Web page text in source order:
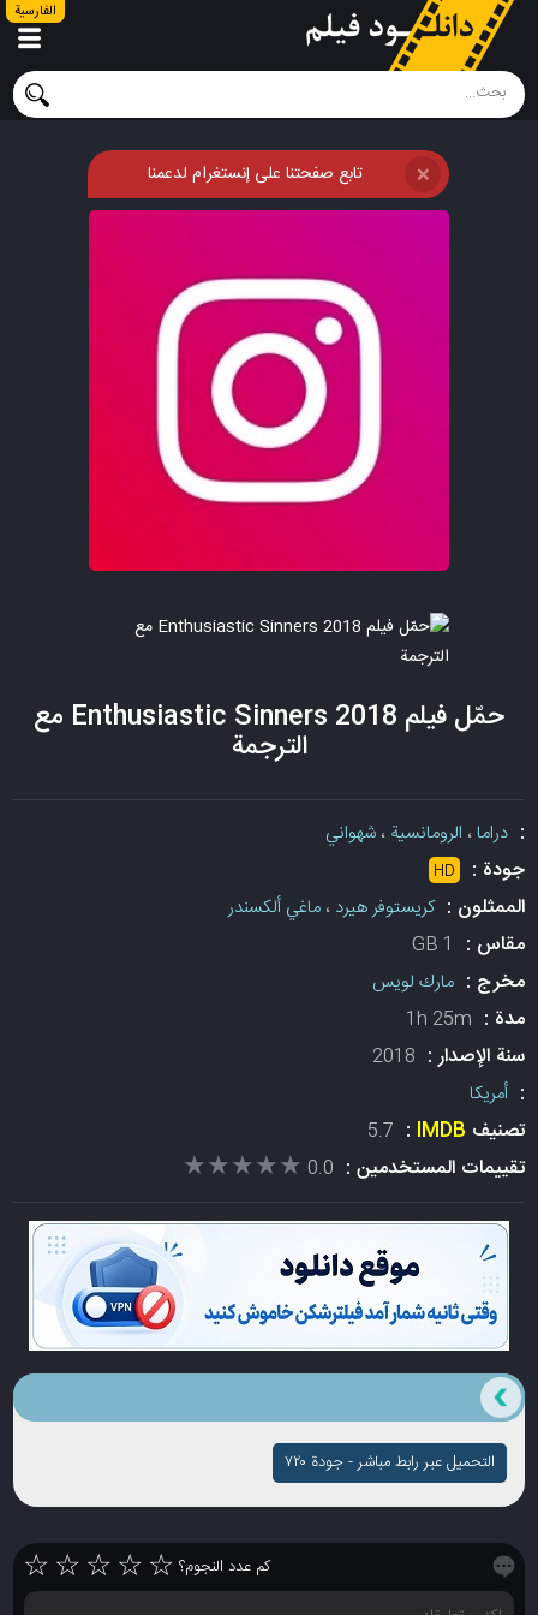
الفارسية
تابع صفحتنا على إنستغرام لدعمنا ❌
حمّل فيلم Enthusiastic Sinners 2018 مع
الترجمة
:دراما، الرومانسية ،شهواني
جودة : HD
الممثلون :كريستوفر هيرد ،ماغي ألكسندر
مقاس : 1 GB
مخرج :مارك لويس
مدة : 1h 25m
سنة الإصدار : 2018
:أمريكا
تصنيف IMDB
:
5.7
تقييمات المستخدمين : 0.0
★★★★★
★★★★★
التحميل عبر رابط مباشر - جودة ۷۲۰
كم عدد النجوم؟ ☆
☆
☆
☆
☆